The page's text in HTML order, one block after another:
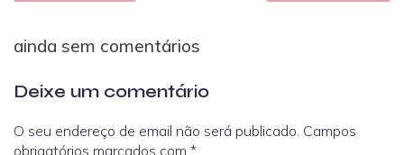
ainda sem comentários
Deixe um comentário
O seu endereço de email não será publicado. Campos
obrigatórios marcados com *